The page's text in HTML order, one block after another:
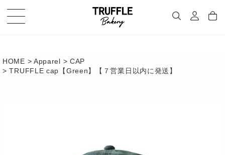
HOME Apparel
CAP
TRUFFLE cap【Green】【７営業日以内に発送】